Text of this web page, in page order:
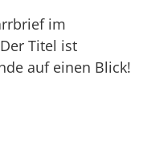
im
Titel ist
auf einen Blick!